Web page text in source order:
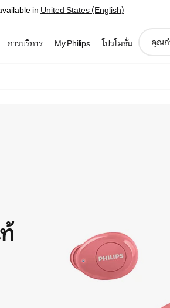
inUnited States (English)
การบริการ My Philips โปรโมชั่น
search